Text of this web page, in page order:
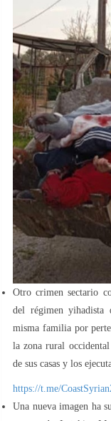
Otro crimen sectario
del régimen yihadista
misma familia por
la zona rural occidental
de sus casas y los
https://t.me/
Una nueva imagen ha